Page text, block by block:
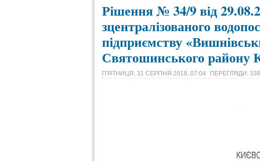
Рішення № 34/9 від
зцентралізованого
підприємству
Святошинського району
П'ЯТНИЦЯ, 31 СЕРПНЯ 2018, 07:04 ПЕРЕГЛЯДИ: